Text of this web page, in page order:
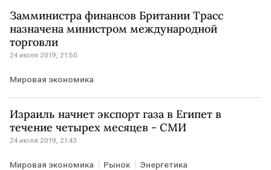
Замминистра финансов Британии Трасс
назначена министром международной
торговли
24 июля 2019, 21:50
Мировая экономика
Израиль начнет экспорт газа в Египет в
течение четырех месяцев - СМИ
24 июля 2019, 21:43
Мировая экономика Рынок Энергетика